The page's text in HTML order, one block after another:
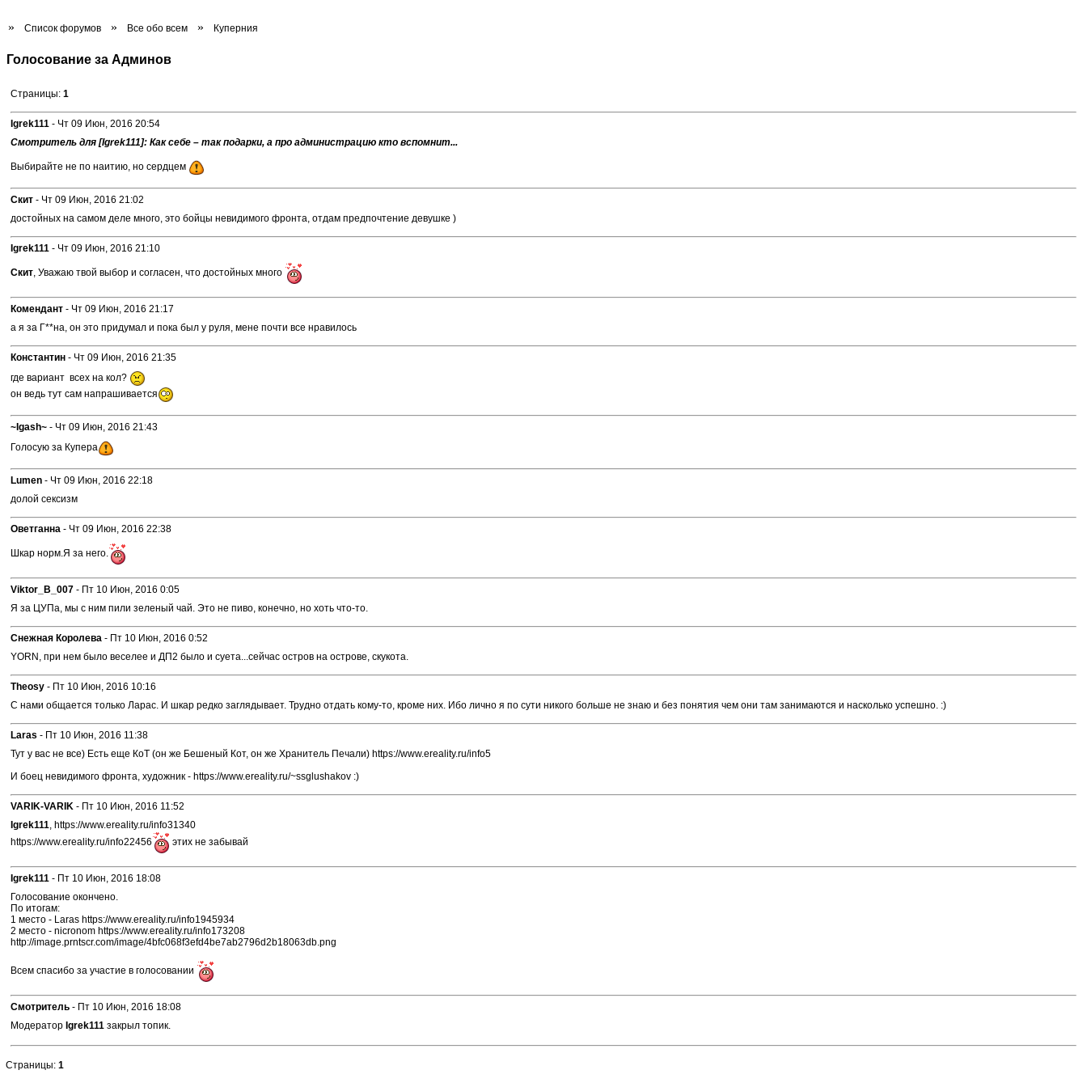
» Список форумов » Все обо всем » Куперния
Голосование за Админов
Страницы: 1
Igrek111 - Чт 09 Июн, 2016 20:54
Смотритель для [Igrek111]: Как себе – так подарки, а про администрацию кто вспомнит...
Выбирайте не по наитию, но сердцем
Скит - Чт 09 Июн, 2016 21:02
достойных на самом деле много, это бойцы невидимого фронта, отдам предпочтение девушке )
Igrek111 - Чт 09 Июн, 2016 21:10
Скит, Уважаю твой выбор и согласен, что достойных много
Комендант - Чт 09 Июн, 2016 21:17
а я за Г**на, он это придумал и пока был у руля, мене почти все нравилось
Константин - Чт 09 Июн, 2016 21:35
где вариант всех на кол?
он ведь тут сам напрашивается
~Igash~ - Чт 09 Июн, 2016 21:43
Голосую за Купера
Lumen - Чт 09 Июн, 2016 22:18
долой сексизм
Оветганна - Чт 09 Июн, 2016 22:38
Шкар норм.Я за него.
Viktor_B_007 - Пт 10 Июн, 2016 0:05
Я за ЦУПа, мы с ним пили зеленый чай. Это не пиво, конечно, но хоть что-то.
Снежная Королева - Пт 10 Июн, 2016 0:52
YORN, при нем было веселее и ДП2 было и суета...сейчас остров на острове, скукота.
Theosy - Пт 10 Июн, 2016 10:16
С нами общается только Ларас. И шкар редко заглядывает. Трудно отдать кому-то, кроме них. Ибо лично я по сути никого больше не знаю и без понятия чем они там занимаются и насколько успешно. :)
Laras - Пт 10 Июн, 2016 11:38
Тут у вас не все) Есть еще КоТ (он же Бешеный Кот, он же Хранитель Печали) https://www.ereality.ru/info5
И боец невидимого фронта, художник - https://www.ereality.ru/~ssglushakov :)
VARIK-VARIK - Пт 10 Июн, 2016 11:52
Igrek111, https://www.ereality.ru/info31340
https://www.ereality.ru/info22456
этих не забывай
Igrek111 - Пт 10 Июн, 2016 18:08
Голосование окончено.
По итогам:
1 место - Laras https://www.ereality.ru/info1945934
2 место - nicronom https://www.ereality.ru/info173208
http://image.prntscr.com/image/4bfc068f3efd4be7ab2796d2b18063db.png
Всем спасибо за участие в голосовании
Смотритель - Пт 10 Июн, 2016 18:08
Модератор Igrek111 закрыл топик.
Страницы: 1